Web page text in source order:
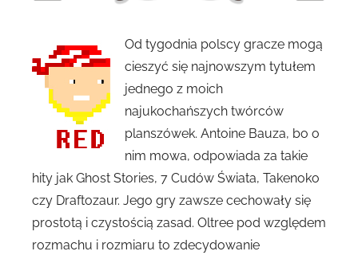
Od tygodnia polscy gracze mogą
cieszyć się najnowszym tytułem
jednego z moich
najukochańszych twórców
planszówek. Antoine Bauza, bo o
nim mowa, odpowiada za takie
hity jak Ghost Stories, 7 Cudów Świata, Takenoko
czy Draftozaur. Jego gry zawsze cechowały się
prostotą i czystością zasad. Oltree pod względem
rozmachu i rozmiaru to zdecydowanie